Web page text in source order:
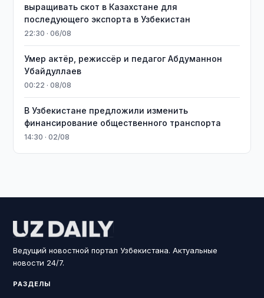
выращивать скот в Казахстане для
последующего экспорта в Узбекистан
22:30 · 06/08
Умер актёр, режиссёр и педагог Абдуманнон
Убайдуллаев
00:22 · 08/08
В Узбекистане предложили изменить
финансирование общественного транспорта
14:30 · 02/08
Ведущий новостной портал Узбекистана. Актуальные
новости 24/7.
РАЗДЕЛЫ